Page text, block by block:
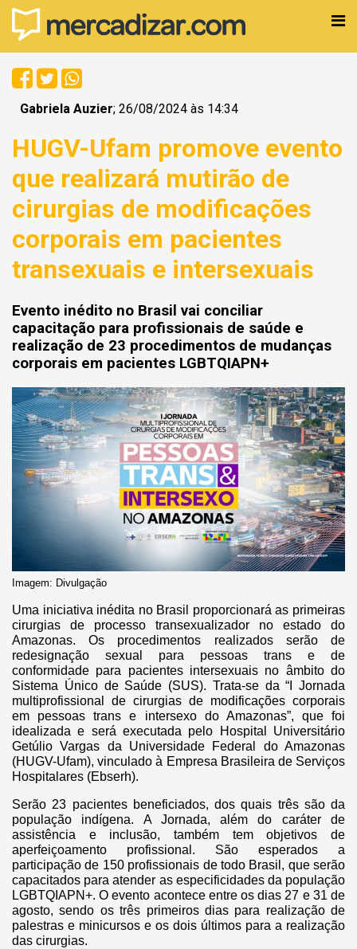
Gabriela Auzier; 26/08/2024 às 14:34
HUGV-Ufam promove evento
que realizará mutirão de
cirurgias de modificações
corporais em pacientes
transexuais e intersexuais
Evento inédito no Brasil vai conciliar
capacitação para profissionais de saúde e
realização de 23 procedimentos de mudanças
corporais em pacientes LGBTQIAPN+
Imagem: Divulgação
Uma iniciativa inédita no Brasil proporcionará as primeiras
cirurgias de processo transexualizador no estado do
Amazonas. Os procedimentos realizados serão de
redesignação sexual para pessoas trans e de
conformidade para pacientes intersexuais no âmbito do
Sistema Único de Saúde (SUS). Trata-se da “I Jornada
multiprofissional de cirurgias de modificações corporais
em pessoas trans e intersexo do Amazonas”, que foi
idealizada e será executada pelo Hospital Universitário
Getúlio Vargas da Universidade Federal do Amazonas
(HUGV-Ufam), vinculado à Empresa Brasileira de Serviços
Hospitalares (Ebserh).
Serão 23 pacientes beneficiados, dos quais três são da
população indígena. A Jornada, além do caráter de
assistência e inclusão, também tem objetivos de
aperfeiçoamento profissional. São esperados a
participação de 150 profissionais de todo Brasil, que serão
capacitados para atender as especificidades da população
LGBTQIAPN+. O evento acontece entre os dias 27 e 31 de
agosto, sendo os três primeiros dias para realização de
palestras e minicursos e os dois últimos para a realização
das cirurgias.